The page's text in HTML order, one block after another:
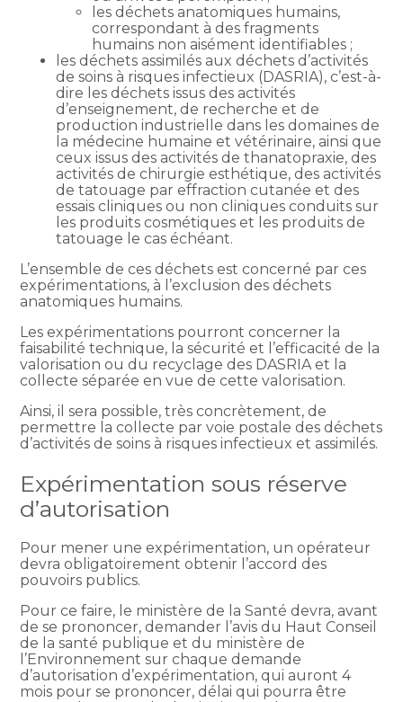
les déchets anatomiques humains,
correspondant à des fragments
humains non aisément identifiables ;
les déchets assimilés aux déchets d’activités
de soins à risques infectieux (DASRIA), c’est-à-
dire les déchets issus des activités
d’enseignement, de recherche et de
production industrielle dans les domaines de
la médecine humaine et vétérinaire, ainsi que
ceux issus des activités de thanatopraxie, des
activités de chirurgie esthétique, des activités
de tatouage par effraction cutanée et des
essais cliniques ou non cliniques conduits sur
les produits cosmétiques et les produits de
tatouage le cas échéant.
L’ensemble de ces déchets est concerné par ces
expérimentations, à l’exclusion des déchets
anatomiques humains.
Les expérimentations pourront concerner la
faisabilité technique, la sécurité et l’efficacité de la
valorisation ou du recyclage des DASRIA et la
collecte séparée en vue de cette valorisation.
Ainsi, il sera possible, très concrètement, de
permettre la collecte par voie postale des déchets
d’activités de soins à risques infectieux et assimilés.
Expérimentation sous réserve
d’autorisation
Pour mener une expérimentation, un opérateur
devra obligatoirement obtenir l’accord des
pouvoirs publics.
Pour ce faire, le ministère de la Santé devra, avant
de se prononcer, demander l’avis du Haut Conseil
de la santé publique et du ministère de
l’Environnement sur chaque demande
d’autorisation d’expérimentation, qui auront 4
mois pour se prononcer, délai qui pourra être